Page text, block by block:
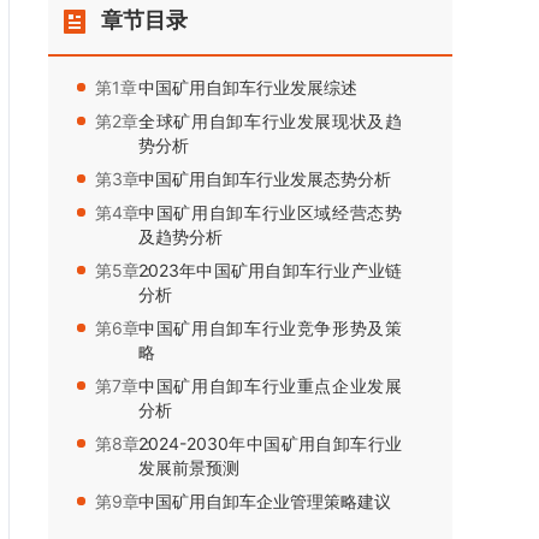
章节目录
第1章：中国矿用自卸车行业发展综述
第2章：全球矿用自卸车行业发展现状及趋
势分析
第3章：中国矿用自卸车行业发展态势分析
第4章：中国矿用自卸车行业区域经营态势
及趋势分析
第5章：2023年中国矿用自卸车行业产业链
分析
第6章：中国矿用自卸车行业竞争形势及策
略
第7章：中国矿用自卸车行业重点企业发展
分析
第8章：2024-2030年中国矿用自卸车行业
发展前景预测
第9章：中国矿用自卸车企业管理策略建议